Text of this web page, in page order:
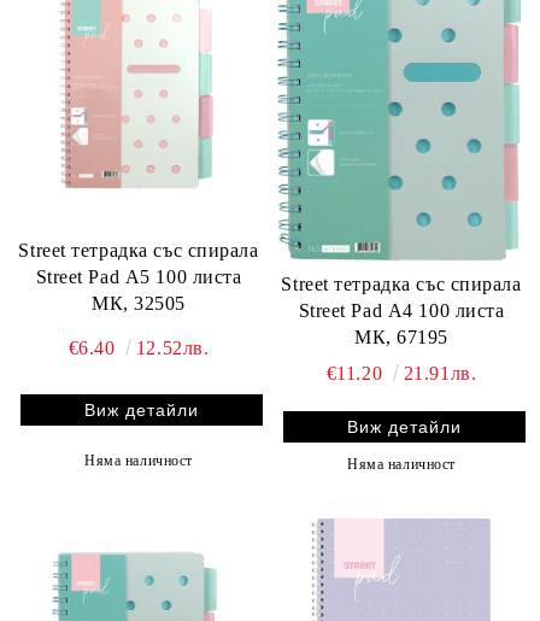
Street тетрадка със спирала
Street Pad А5 100 листа
МК, 32505
€6.40 12.52лв.
Виж детайли
Няма наличност
Street тетрадка със спирала
Street Pad А4 100 листа
МК, 67195
€11.20
21.91лв.
Виж детайли
Няма наличност